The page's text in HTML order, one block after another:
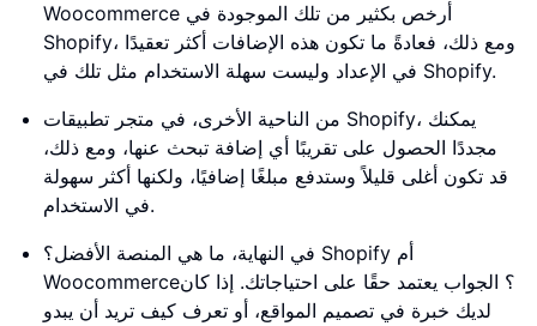
Woocommerce أرخص بكثير من تلك الموجودة في
Shopify، ومع ذلك، فعادةً ما تكون هذه الإضافات أكثر تعقيدًا
في الإعداد وليست سهلة الاستخدام مثل تلك في Shopify.
من الناحية الأخرى، في متجر تطبيقات Shopify، يمكنك
مجددًا الحصول على تقريبًا أي إضافة تبحث عنها، ومع ذلك،
قد تكون أغلى قليلاً وستدفع مبلغًا إضافيًا، ولكنها أكثر سهولة
في الاستخدام.
في النهاية، ما هي المنصة الأفضل؟ Shopify أم
Woocommerce؟ الجواب يعتمد حقًا على احتياجاتك. إذا كان
لديك خبرة في تصميم المواقع، أو تعرف كيف تريد أن يبدو